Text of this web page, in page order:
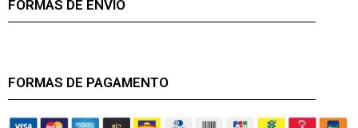
FORMAS DE ENVIO
FORMAS DE PAGAMENTO